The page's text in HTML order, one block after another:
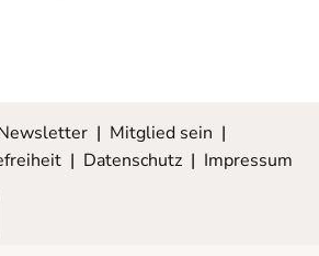
| Mitglied sein |
| Datenschutz| Impressum